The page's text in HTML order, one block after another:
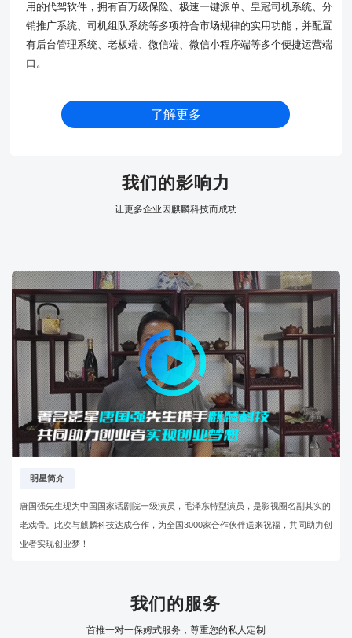
用的代驾软件，拥有百万级保险、极速一键派单、皇冠司机系统、分
销推广系统、司机组队系统等多项符合市场规律的实用功能，并配置
有后台管理系统、老板端、微信端、微信小程序端等多个便捷运营端
口。
了解更多
我们的影响力
让更多企业因麒麟科技而成功
明星简介
唐国强先生现为中国国家话剧院一级演员，毛泽东特型演员，是影视圈名副其实的
老戏骨。此次与麒麟科技达成合作，为全国3000家合作伙伴送来祝福，共同助力创
业者实现创业梦！
我们的服务
首推一对一保姆式服务，尊重您的私人定制